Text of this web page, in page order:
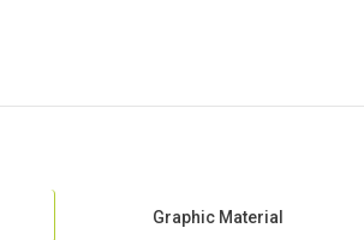
Graphic Material